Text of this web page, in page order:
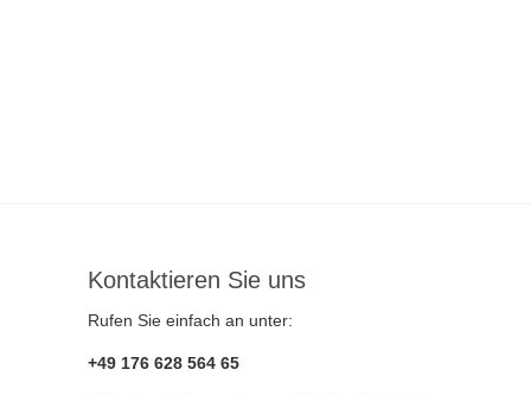
Kontaktieren Sie uns
Rufen Sie einfach an unter:
+49 176 628 564 65